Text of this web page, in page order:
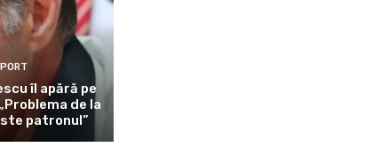
îl apără pe
de la
patronul”